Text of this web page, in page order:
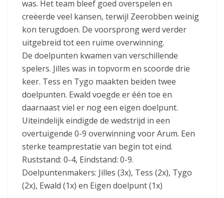
was. Het team bleef goed overspelen en
creëerde veel kansen, terwijl Zeerobben weinig
kon terugdoen. De voorsprong werd verder
uitgebreid tot een ruime overwinning.
De doelpunten kwamen van verschillende
spelers. Jilles was in topvorm en scoorde drie
keer. Tess en Tygo maakten beiden twee
doelpunten. Ewald voegde er één toe en
daarnaast viel er nog een eigen doelpunt.
Uiteindelijk eindigde de wedstrijd in een
overtuigende 0-9 overwinning voor Arum. Een
sterke teamprestatie van begin tot eind.
Ruststand: 0-4, Eindstand: 0-9.
Doelpuntenmakers: Jilles (3x), Tess (2x), Tygo
(2x), Ewald (1x) en Eigen doelpunt (1x)